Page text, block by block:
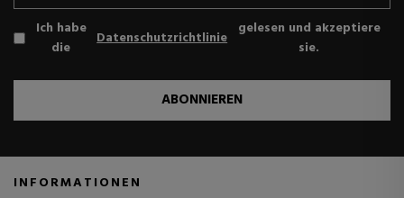
Ich habe
die
Datenschutzrichtlinie gelesen und akzeptiere
sie.
ABONNIEREN
INFORMATIONEN